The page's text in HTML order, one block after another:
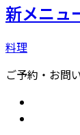
新メニュ
料理
ご予約・お問